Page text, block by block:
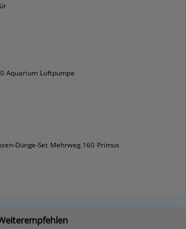
Aquarium Luftpumpe
Dünge-Set Mehrweg 160 Primus